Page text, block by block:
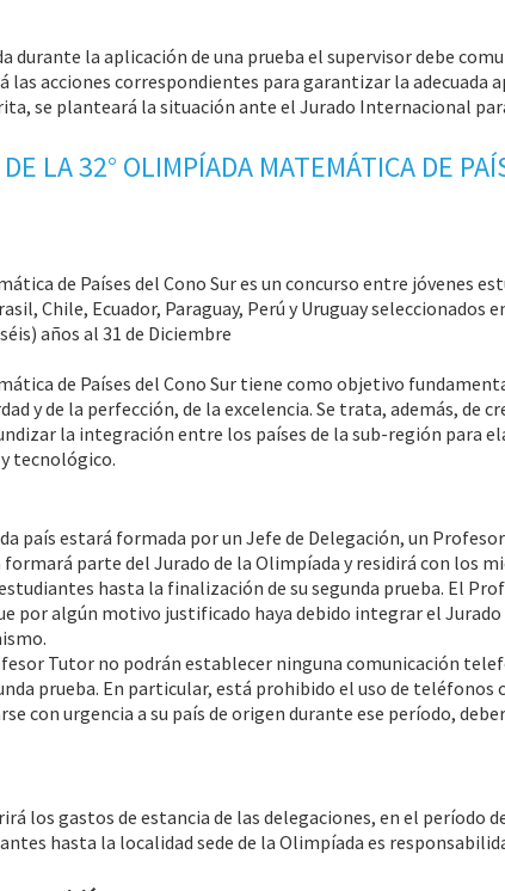
durante la aplicación de una prueba el supervisor debe
acciones correspondientes para garantizar la adecuada
se planteará la situación ante el Jurado Internacional
LA 32° OLIMPÍADA MATEMÁTICA DE
de Países del Cono Sur es un concurso entre jóvenes
Chile, Ecuador, Paraguay, Perú y Uruguay seleccionados
años al 31 de Diciembre
de Países del Cono Sur tiene como objetivo
y de la perfección, de la excelencia. Se trata, además, de
la integración entre los países de la sub-región para
tecnológico.
país estará formada por un Jefe de Delegación, un
parte del Jurado de la Olimpíada y residirá con los
hasta la finalización de su segunda prueba. El
por algún motivo justificado haya debido integrar el
Tutor no podrán establecer ninguna comunicación
prueba. En particular, está prohibido el uso de teléfonos
con urgencia a su país de origen durante ese período,
los gastos de estancia de las delegaciones, en el período
hasta la localidad sede de la Olimpíada es